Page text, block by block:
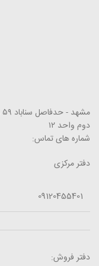
دوم واحد ۱۲
شماره های تماس:
دفتر مرکزی
09120455401
دفتر فروش: